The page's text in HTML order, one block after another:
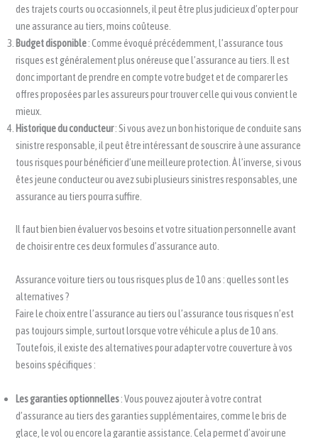
des trajets courts ou occasionnels, il peut être plus judicieux d’opter pour
une assurance au tiers, moins coûteuse.
Budget disponible: Comme évoqué précédemment, l’assurance tous
risques est généralement plus onéreuse que l’assurance au tiers. Il est
donc important de prendre en compte votre budget et de comparer les
offres proposées par les assureurs pour trouver celle qui vous convient le
mieux.
Historique du conducteur: Si vous avez un bon historique de conduite sans
sinistre responsable, il peut être intéressant de souscrire à une assurance
tous risques pour bénéficier d’une meilleure protection. À l’inverse, si vous
êtes jeune conducteur ou avez subi plusieurs sinistres responsables, une
assurance au tiers pourra suffire.
Il faut bien bien évaluer vos besoins et votre situation personnelle avant
de choisir entre ces deux formules d’assurance auto.
Assurance voiture tiers ou tous risques plus de 10 ans : quelles sont les
alternatives ?
Faire le choix entre l’assurance au tiers ou l’assurance tous risques n’est
pas toujours simple, surtout lorsque votre véhicule a plus de 10 ans.
Toutefois, il existe des alternatives pour adapter votre couverture à vos
besoins spécifiques :
Les garanties optionnelles: Vous pouvez ajouter à votre contrat
d’assurance au tiers des garanties supplémentaires, comme le bris de
glace, le vol ou encore la garantie assistance. Cela permet d’avoir une